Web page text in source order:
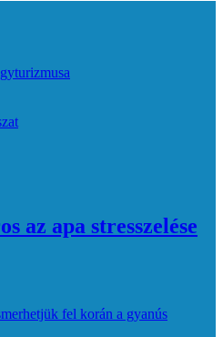
az apa stresszelése
fel korán a gyanús